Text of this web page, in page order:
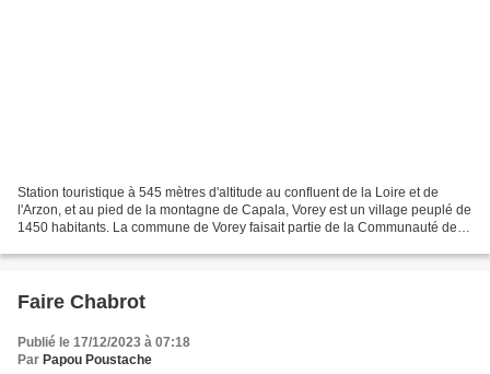
Station touristique à 545 mètres d'altitude au confluent de la Loire et de
l'Arzon, et au pied de la montagne de Capala, Vorey est un village peuplé de
1450 habitants. La commune de Vorey faisait partie de la Communauté de
Faire Chabrot
Publié le 17/12/2023 à 07:18
Par Papou Poustache